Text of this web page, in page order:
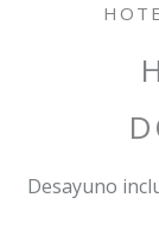
Desayuno